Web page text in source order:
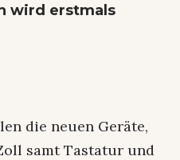
wird erstmals
die neuen Geräte,
samt Tastatur und